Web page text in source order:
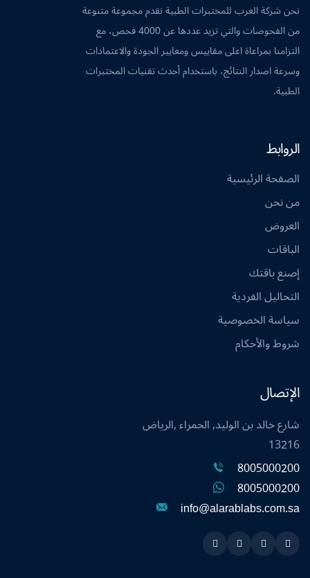
نحن شركة العرب للمختبرات الطبية نقدم مجموعة متنوعة
من الفحوصات والتي تزيد عددها عن 4000 فحص، مع
التزامنا بمراعاة اعلى مقاييس ومعايير الجودة والاعتمادات
وسرعة اصدار النتائج، باستخدام أحدث تقنيات المختبرات
الطبية.
الروابط
الصفحة الرئيسية
من نحن
العروض
الباقات
إصنع باقتك
التحاليل الفردية
سياسة الخصوصية
شروط والأحكام
الإتصال
شارع خالد بن الوليد, الحمراء ,الرياض
13216
8005000200
8005000200
info@alarablabs.com.sa
Snapchat
Twitter
Linkedin
Instagram